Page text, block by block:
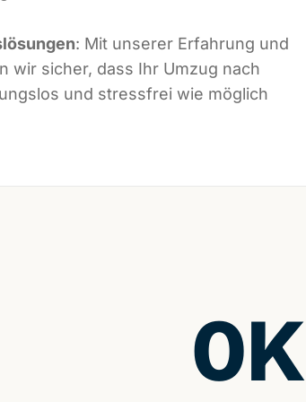
: Mit unserer Erfahrung und
wir sicher, dass Ihr Umzug nach
und stressfrei wie möglich
0K